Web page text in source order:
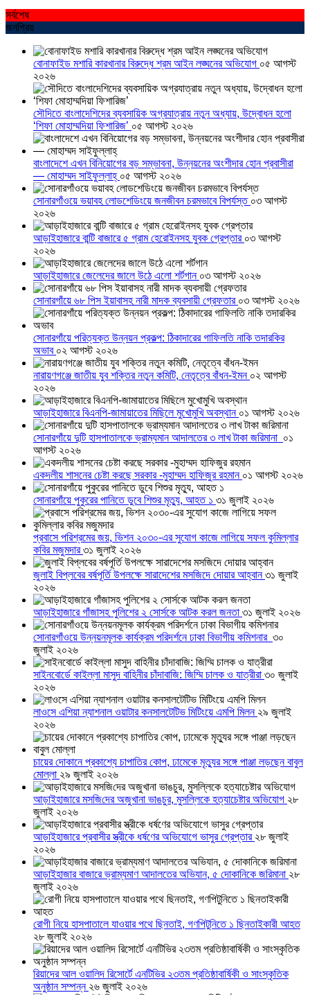
সর্বশেষ
জনপ্রিয়
বোনাফাইড মশারি কারখানার বিরুদ্ধে শ্রম আইন লঙ্ঘনের অভিযোগ ০৫ আগস্ট
২০২৬
সৌদিতে বাংলাদেশিদের ব্যবসায়িক অগ্রযাত্রায় নতুন অধ্যায়, উদ্বোধন হলো
‘শিফা মোহাম্মদিয়া ফিশারিজ’ ০৫ আগস্ট ২০২৬
বাংলাদেশে এখন বিনিয়োগের বড় সম্ভাবনা, উন্নয়নের অংশীদার হোন প্রবাসীরা
— মোহাম্মদ সাইফুল্লাহ্ ০৫ আগস্ট ২০২৬
সোনারগাঁওয়ে ভয়াবহ লোডশেডিংয়ে জনজীবন চরমভাবে বিপর্যস্ত ০৩ আগস্ট
২০২৬
আড়াইহাজারে বান্টি বাজারে ৫ গ্রাম হেরোইনসহ যুবক গ্রেপ্তার ০৩ আগস্ট
২০২৬
আড়াইহাজারে জেলেদের জালে উঠে এলো শর্টগান ০৩ আগস্ট ২০২৬
সোনারগাঁয়ে ৬৮ পিস ইয়াবাসহ নারী মাদক ব্যবসায়ী গ্রেফতার ০৩ আগস্ট ২০২৬
সোনারগাঁয়ে পরিত্যক্ত উন্নয়ন প্রকল্প: ঠিকাদারের গাফিলতি নাকি তদারকির
অভাব ০২ আগস্ট ২০২৬
নারায়ণগঞ্জে জাতীয় যুব শক্তির নতুন কমিটি, নেতৃত্বে বাঁধন-ইমন ০২ আগস্ট
২০২৬
আড়াইহাজারে বিএনপি-জামায়াতের মিছিলে মুখোমুখি অবস্থান ০১ আগস্ট ২০২৬
সোনারগাঁয়ে দুটি হাসপাতালকে ভ্রাম্যমান আদালতের ৩ লাখ টাকা জরিমানা ০১
আগস্ট ২০২৬
একদলীয় শাসনের চেষ্টা করছে সরকার -মুহাম্মদ হাফিজুর রহমান ০১ আগস্ট ২০২৬
সোনারগাঁয়ে পুকুরের পানিতে ডুবে শিশুর মৃত্যু, আহত ১ ৩১ জুলাই ২০২৬
প্রবাসে পরিশ্রমের জয়, ভিশন ২০৩০-এর সুযোগ কাজে লাগিয়ে সফল কুমিল্লার
কবির মজুমদার৩১ জুলাই ২০২৬
জুলাই বিপ্লবের বর্ষপূর্তি উপলক্ষে সারাদেশের মসজিদে দোয়ার আহ্বান৩১ জুলাই
২০২৬
আড়াইহাজারে গাঁজাসহ পুলিশের ২ সোর্সকে আটক করল জনতা ৩১ জুলাই ২০২৬
সোনারগাঁওয়ে উন্নয়নমূলক কার্যক্রম পরিদর্শনে ঢাকা বিভাগীয় কমিশনার ৩০
জুলাই ২০২৬
সাইনবোর্ডে কাইল্লা মাসুদ বাহিনীর চাঁদাবাজি: জিম্মি চালক ও যাত্রীরা ৩০ জুলাই
২০২৬
লাওসে এশিয়া ন্যাশনাল ওয়াটার কনসালটেটিভ মিটিংয়ে এমপি মিলন ২৯ জুলাই
২০২৬
চায়ের দোকানে প্রকাশ্যে চাপাতির কোপ, ঢামেকে মৃত্যুর সঙ্গে পাঞ্জা লড়ছেন বাবুল
মোল্লা ২৯ জুলাই ২০২৬
আড়াইহাজারে মস‌জি‌দের অজুখানা ভাঙচুর, মুসল্লিকে হত্যাচেষ্টার অভিযোগ ২৮
জুলাই ২০২৬
আড়াইহাজারে প্রবাসীর স্ত্রীকে ধর্ষণের অভিযোগে ভাসুর গ্রেপ্তার ২৮ জুলাই
২০২৬
আড়াইহাজার বাজারে ভ্রাম্যমাণ আদালতের অভিযান, ৫ দোকানিকে জরিমানা ২৮
জুলাই ২০২৬
রোগী নিয়ে হাসপাতালে যাওয়ার পথে ছিনতাই, গণপিটুনিতে ১ ছিনতাইকারী আহত
২৮ জুলাই ২০২৬
রিয়াদের আল ওয়ালিদ রিসোর্টে এনটিভির ২৩তম প্রতিষ্ঠাবার্ষিকী ও সাংস্কৃতিক
অনুষ্ঠান সম্পন্ন ২৬ জুলাই ২০২৬